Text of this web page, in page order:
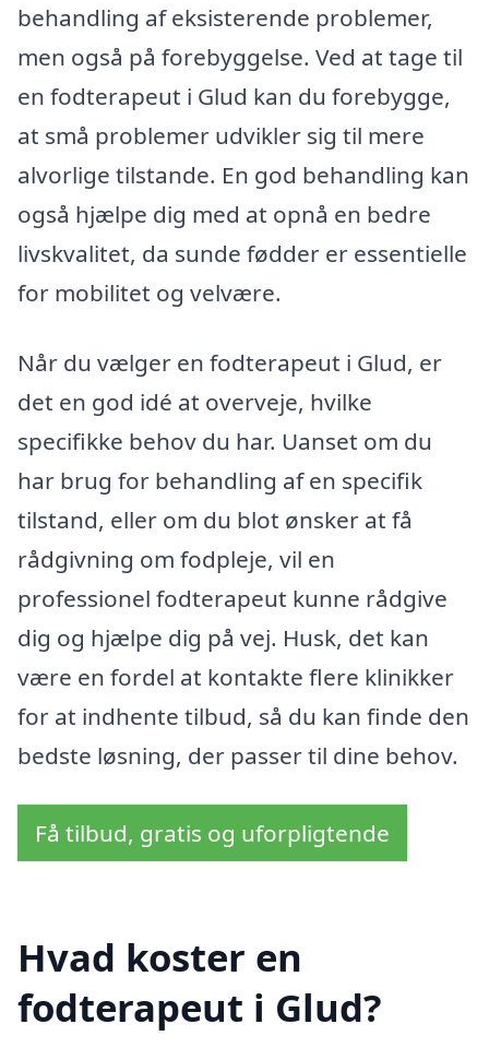
behandling af eksisterende problemer,
men også på forebyggelse. Ved at tage til
en fodterapeut i Glud kan du forebygge,
at små problemer udvikler sig til mere
alvorlige tilstande. En god behandling kan
også hjælpe dig med at opnå en bedre
livskvalitet, da sunde fødder er essentielle
for mobilitet og velvære.
Når du vælger en fodterapeut i Glud, er
det en god idé at overveje, hvilke
specifikke behov du har. Uanset om du
har brug for behandling af en specifik
tilstand, eller om du blot ønsker at få
rådgivning om fodpleje, vil en
professionel fodterapeut kunne rådgive
dig og hjælpe dig på vej. Husk, det kan
være en fordel at kontakte flere klinikker
for at indhente tilbud, så du kan finde den
bedste løsning, der passer til dine behov.
Få tilbud, gratis og uforpligtende
Hvad koster en
fodterapeut i Glud?